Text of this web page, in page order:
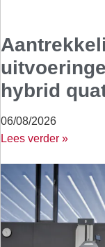
hybrid
06/08/2026
Lees verder »